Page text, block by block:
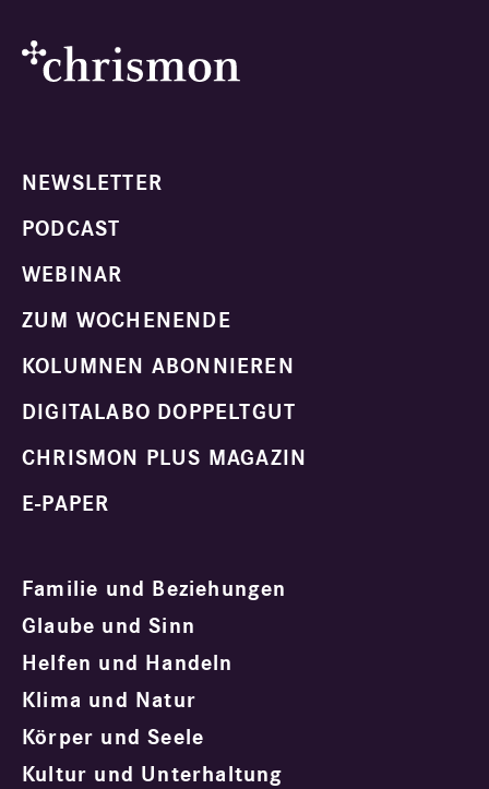
NEWSLETTER
PODCAST
WEBINAR
ZUM WOCHENENDE
KOLUMNEN ABONNIEREN
DIGITALABO DOPPELTGUT
CHRISMON PLUS MAGAZIN
E-PAPER
Familie und Beziehungen
Glaube und Sinn
Helfen und Handeln
Klima und Natur
Körper und Seele
Kultur und Unterhaltung